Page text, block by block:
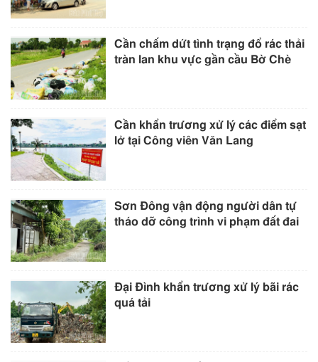
Cần chấm dứt tình trạng đổ rác thải
tràn lan khu vực gần cầu Bờ Chè
Cần khẩn trương xử lý các điểm sạt
lở tại Công viên Văn Lang
Sơn Đông vận động người dân tự
tháo dỡ công trình vi phạm đất đai
Đại Đình khẩn trương xử lý bãi rác
quá tải